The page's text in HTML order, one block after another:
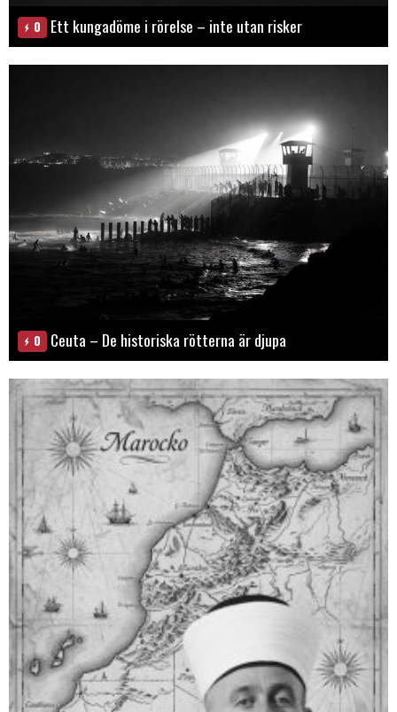
0 Ett kungadöme i rörelse – inte utan risker
0 Ceuta – De historiska rötterna är djupa